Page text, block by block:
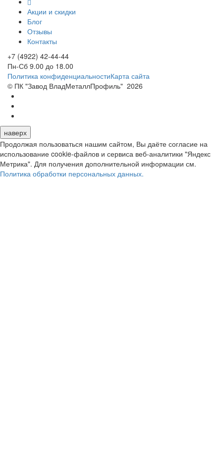
Акции и скидки
Блог
Отзывы
Контакты
+7 (4922) 42-44-44
Пн-Сб 9.00 до 18.00
Политика конфиденциальностиКарта сайта
© ПК "Завод ВладМеталлПрофиль" 2026
наверх
Продолжая пользоваться нашим сайтом, Вы даёте согласие на
использование cookie-файлов и сервиса веб-аналитики "Яндекс
Метрика". Для получения дополнительной информации см.
Политика обработки персональных данных.